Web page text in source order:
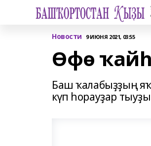
Новости 9 ИЮНЯ 2021, 03:55
Өфө
Баш ҡалабыҙҙың
күп һорауҙар